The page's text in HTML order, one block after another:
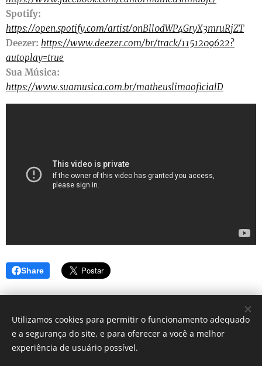
Spotify:
https://open.spotify.com/artist/0nBll0dWP4GryX3mruRjZT
Deezer: https://www.deezer.com/br/track/1151209622?
autoplay=true
Sua Música:
https://www.suamusica.com.br/matheuslimaoficialD
Share
Simbora lá? - Blog de dicas
Utilizamos cookies para permitir o funcionamento adequado
e a segurança do site, e para oferecer a você a melhor
experiência de usuário possível.